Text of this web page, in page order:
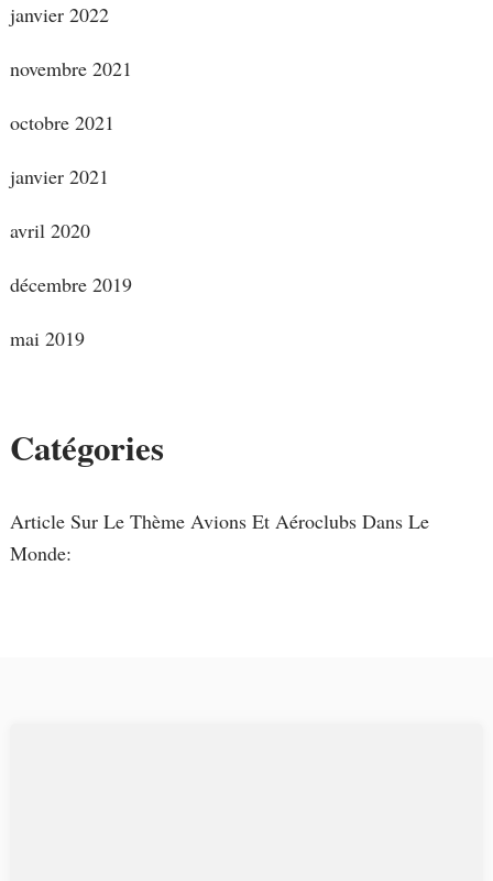
janvier 2022
novembre 2021
octobre 2021
janvier 2021
avril 2020
décembre 2019
mai 2019
Catégories
Article Sur Le Thème Avions Et Aéroclubs Dans Le
Monde: